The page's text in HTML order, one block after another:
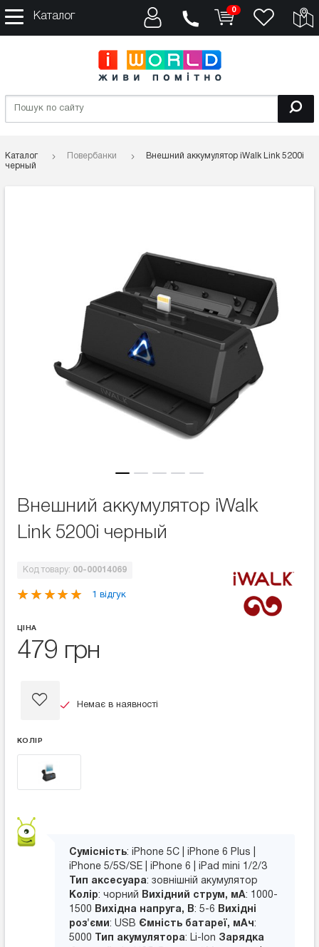
Каталог
0
Каталог Повербанки
Внешний аккумулятор iWalk Link 5200i
черный
Внешний аккумулятор iWalk
Link 5200i черный
Код товару: 00-00014069
1 відгук
ЦІНА
479 грн
Немає в наявності
КОЛІР
Сумісність: iPhone 5C | iPhone 6 Plus |
iPhone 5/5S/SE | iPhone 6 | iPad mini 1/2/3
Тип аксесуара: зовнішній акумулятор
Колір: чорний Вихідний струм, мА: 1000-
1500
Вихідна напруга, В: 5-6
Вихідні
роз'єми: USB Ємність батареї, мАч:
5000
Тип акумулятора: Li-Ion Зарядка